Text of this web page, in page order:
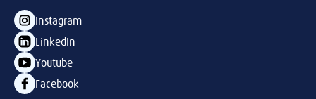
Instagram
LinkedIn
Youtube
Facebook